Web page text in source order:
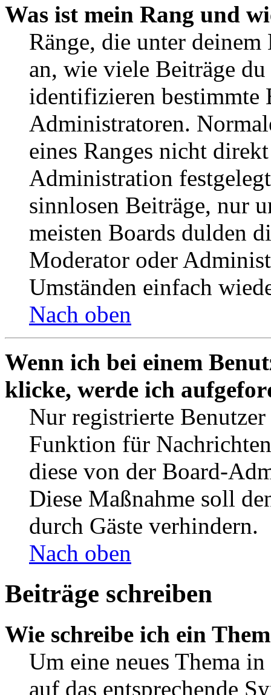
Was ist mein Rang und
Ränge, die unter deinem
an, wie viele Beiträge
identifizieren bestimmte
Administratoren.
eines Ranges nicht
Administration
sinnlosen Beiträge, nur
meisten Boards dulden
Moderator oder
Umständen einfach
Nach oben
Wenn ich bei einem
klicke, werde ich
Nur registrierte
Funktion für
diese von der Board-
Diese Maßnahme soll
durch Gäste verhindern.
Nach oben
Beiträge schreiben
Wie schreibe ich ein
Um eine neues Thema
auf das entsprechende